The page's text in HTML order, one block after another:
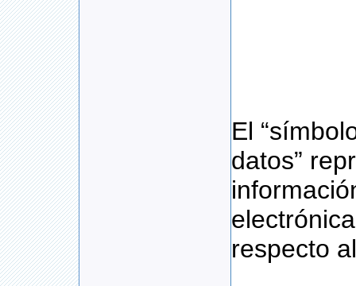
El
datos”
respecto